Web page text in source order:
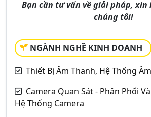
Bạn cần tư vấn về giải pháp, xin
chúng tôi!
NGÀNH NGHỀ KINH DOANH
Thiết Bị Âm Thanh, Hệ Thống
Camera Quan Sát - Phân Phối
Hệ Thống Camera